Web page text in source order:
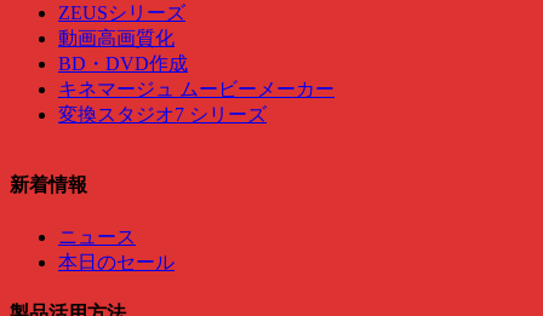
ZEUSシリーズ
動画高画質化
BD・DVD作成
キネマージュ ムービーメーカー
変換スタジオ7 シリーズ
新着情報
ニュース
本日のセール